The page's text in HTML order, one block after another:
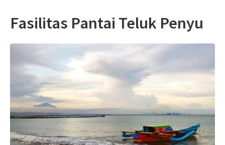
Fasilitas Pantai Teluk Penyu